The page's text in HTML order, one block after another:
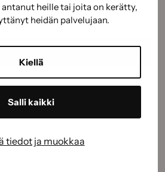
heille tai joita on kerätty,
heidän palvelujaan.
Kiellä
Salli kaikki
tiedot ja muokkaa